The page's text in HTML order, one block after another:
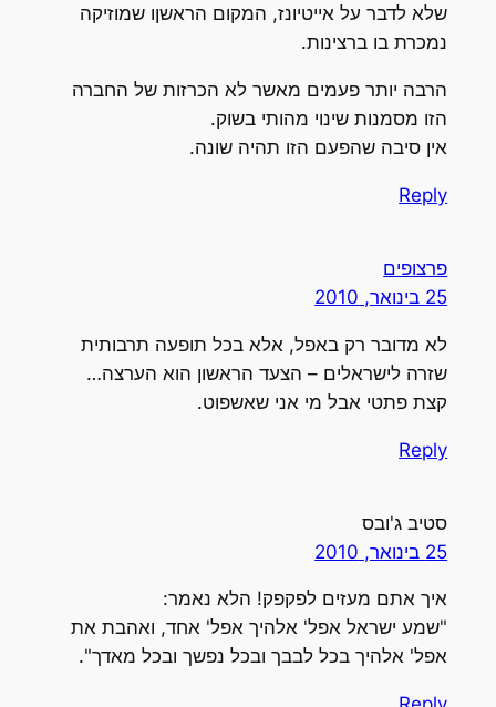
שלא לדבר על אייטיונז, המקום הראשןו שמוזיקה
נמכרת בו ברצינות.
הרבה יותר פעמים מאשר לא הכרזות של החברה
הזו מסמנות שינוי מהותי בשוק.
אין סיבה שהפעם הזו תהיה שונה.
Reply
פרצופים
25 בינואר, 2010
לא מדובר רק באפל, אלא בכל תופעה תרבותית
שזרה לישראלים – הצעד הראשון הוא הערצה…
קצת פתטי אבל מי אני שאשפוט.
Reply
סטיב ג'ובס
25 בינואר, 2010
איך אתם מעזים לפקפק! הלא נאמר:
"שמע ישראל אפל' אלהיך אפל' אחד, ואהבת את
אפל' אלהיך בכל לבבך ובכל נפשך ובכל מאדך".